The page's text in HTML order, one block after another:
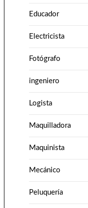
Educador
Electricista
Fotógrafo
ingeniero
Logista
Maquilladora
Maquinista
Mecánico
Peluquería